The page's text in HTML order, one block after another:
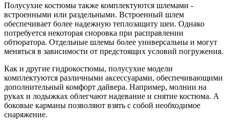
Полусухие костюмы также комплектуются шлемами -
встроенными или раздельными. Встроенный шлем
обеспечивает более надежную теплозащиту шеи. Однако
потребуется некоторая сноровка при расправлении
обтюратора. Отдельные шлемы более универсальны и могут
меняться в зависимости от предстоящих условий погружения.
Как и другие гидрокостюмы, полусухие модели
комплектуются различными аксессуарами, обеспечивающими
дополнительный комфорт дайвера. Например, молнии на
руках и лодыжках облегчают надевание и снятие костюма. А
боковые карманы позволяют взять с собой необходимое
снаряжение.